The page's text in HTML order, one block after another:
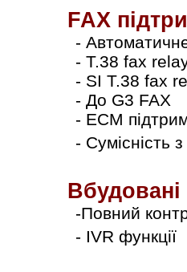
FAX
-
- T.38 fax
- SІ T.38 fax
- До G3 FAX
- ECM
- Сумісність
Вбудовані
-Повний
- ІVR функції